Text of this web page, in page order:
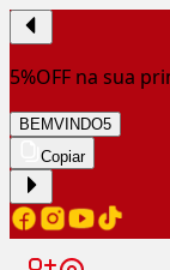
5%OFF na sua
BEMVINDO5
Copiar